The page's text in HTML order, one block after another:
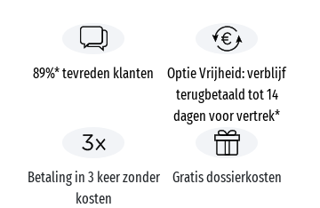
89%* tevreden klanten
Optie Vrijheid: verblijf
terugbetaald tot 14
dagen voor vertrek*
Betaling in 3 keer zonder
kosten
Gratis dossierkosten